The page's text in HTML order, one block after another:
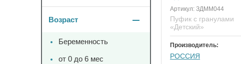
Артикул: ЗДММ044
Пуфик с гранулами
«Детский»
Производитель:
РОССИЯ
Возраст
Беременность
от 0 до 6 мес